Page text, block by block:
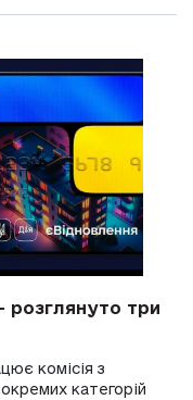
розглянуто три
комісія з
категорій